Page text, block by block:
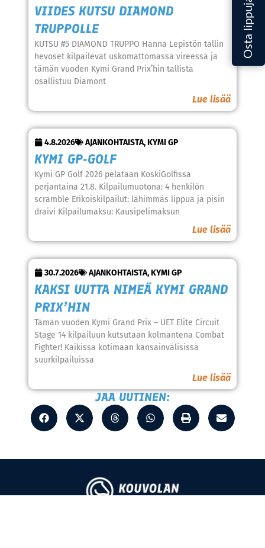
VIIDES KUTSU DIAMOND
TRUPPOLLE
KUTSU #5 DIAMOND TRUPPO Hanna Lepistön tallin
hevoset kilpailevat uskomattomassa vireessä ja
tämän vuoden Kymi Grand Prix’hin tallista
osallistuu Diamont
Lue lisää
4.8.2026 AJANKOHTAISTA,KYMI GP
KYMI GP-GOLF
Kymi GP Golf 2026 pelataan KoskiGolfissa
perjantaina 21.8. Kilpailumuotona: 4 henkilön
scramble Erikoiskilpailut: lähimmäs lippua ja pisin
draivi Kilpailumaksu: Kausipelimaksun
Lue lisää
30.7.2026 AJANKOHTAISTA,KYMI GP
KAKSI UUTTA NIMEÄ KYMI GRAND
PRIX’HIN
Tämän vuoden Kymi Grand Prix – UET Elite Circuit
Stage 14 kilpailuun kutsutaan kolmantena Combat
Fighter! Kaikissa kotimaan kansainvälisissä
suurkilpailuissa
Lue lisää
JAA UUTINEN: